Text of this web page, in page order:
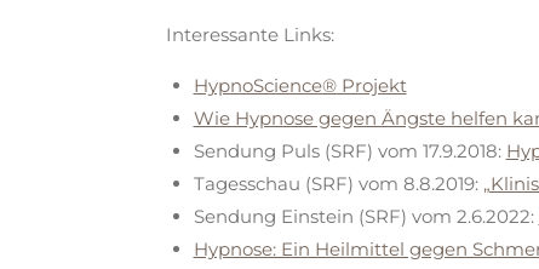
Interessante Links:
HypnoScience® Projekt
Wie Hypnose gegen Ängste helfen
Sendung Puls (SRF) vom 17.9.2018:
Tagesschau (SRF) vom 8.8.2019:
Sendung Einstein (SRF) vom 2.6.2022:
Hypnose: Ein Heilmittel gegen